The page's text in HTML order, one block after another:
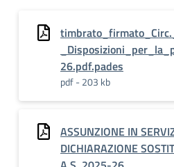
26.pdf.pades
pdf - 203 kb
ASSUNZIONE IN
DICHIARAZIONE